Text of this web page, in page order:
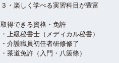
３・楽しく学べる実習科目が豊富
取得できる資格・免許
・上級秘書士（メディカル秘書）
・介護職員初任者研修修了
・茶道免許（入門・八箇條）